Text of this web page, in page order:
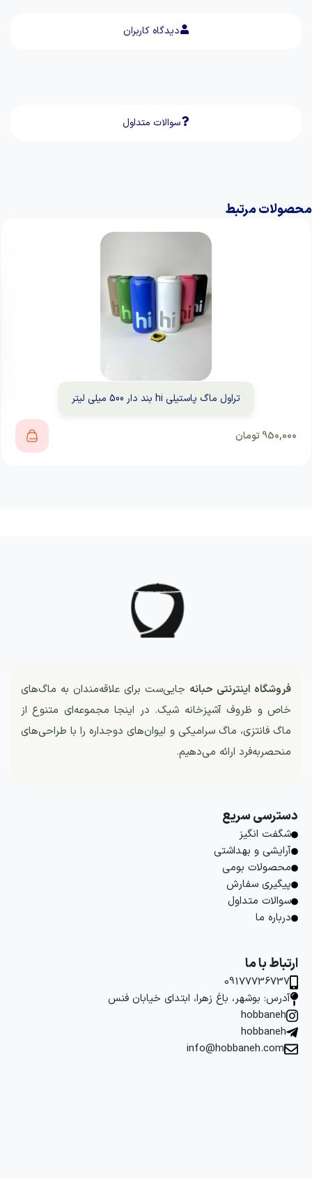
دیدگاه کاربران
سوالات متداول
محصولات مرتبط
تراول ماگ پاستیلی hi بند دار 500 میلی لیتر
950,000تومان
فروشگاه اینترنتی حبانه جایی‌ست برای علاقه‌مندان به ماگ‌های
خاص و ظروف آشپزخانه شیک. در اینجا مجموعه‌ای متنوع از
ماگ فانتزی، ماگ سرامیکی و لیوان‌های دوجداره را با طراحی‌های
منحصربه‌فرد ارائه می‌دهیم.
دسترسی سریع
شگفت انگیز
آرایشی و بهداشتی
محصولات بومی
پیگیری سفارش
سوالات متداول
درباره ما
ارتباط با ما
09177736737
آدرس: بوشهر، باغ زهرا، ابتدای خیابان فنس
hobbaneh
hobbaneh
info@hobbaneh.com